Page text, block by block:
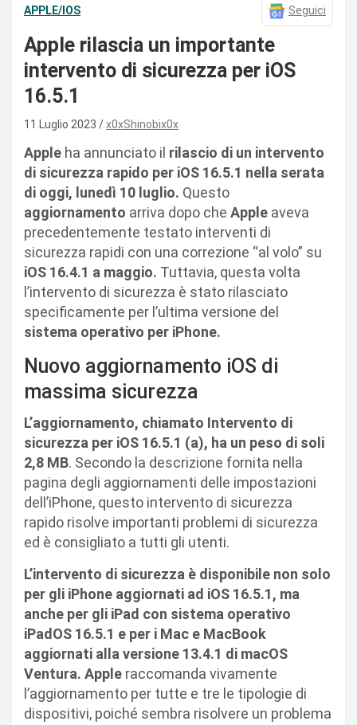
APPLE/IOS Seguici
Apple rilascia un importante
intervento di sicurezza per iOS
16.5.1
11 Luglio 2023 x0xShinobix0x
Apple ha annunciato il rilascio di un intervento
di sicurezza rapido per iOS 16.5.1 nella serata
di oggi, lunedì 10 luglio. Questo
aggiornamento arriva dopo che Apple aveva
precedentemente testato interventi di
sicurezza rapidi con una correzione “al volo” su
iOS 16.4.1 a maggio. Tuttavia, questa volta
l’intervento di sicurezza è stato rilasciato
specificamente per l’ultima versione del
sistema operativo per iPhone.
Nuovo aggiornamento iOS di
massima sicurezza
L’aggiornamento, chiamato Intervento di
sicurezza per iOS 16.5.1 (a), ha un peso di soli
2,8 MB. Secondo la descrizione fornita nella
pagina degli aggiornamenti delle impostazioni
dell’iPhone, questo intervento di sicurezza
rapido risolve importanti problemi di sicurezza
ed è consigliato a tutti gli utenti.
L’intervento di sicurezza è disponibile non solo
per gli iPhone aggiornati ad iOS 16.5.1, ma
anche per gli iPad con sistema operativo
iPadOS 16.5.1 e per i Mac e MacBook
aggiornati alla versione 13.4.1 di macOS
Ventura. Apple raccomanda vivamente
l’aggiornamento per tutte e tre le tipologie di
dispositivi, poiché sembra risolvere un problema